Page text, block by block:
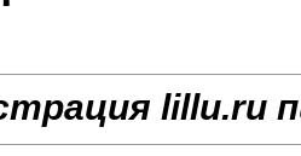
lillu.ru